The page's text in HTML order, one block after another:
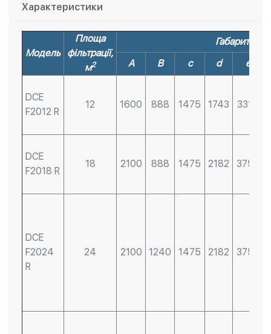
Характеристики
Модель
Площа
фільтрації,
м2
Габарити,
A
B c d e
DCE
F2012 R
12 1600 888 1475 1743 3310
DCE
F2018 R
18 2100 888 1475 2182 3750
DCE
F2024
R
24 2100 1240 1475 2182 3750